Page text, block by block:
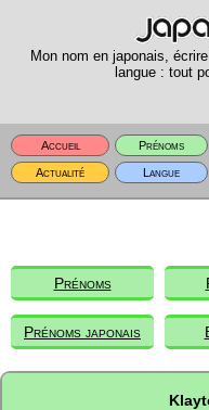
Mon nom en japonais,
langue : tout
Accueil Prénoms
Actualité
Langue
Prénoms
Prénoms japonais